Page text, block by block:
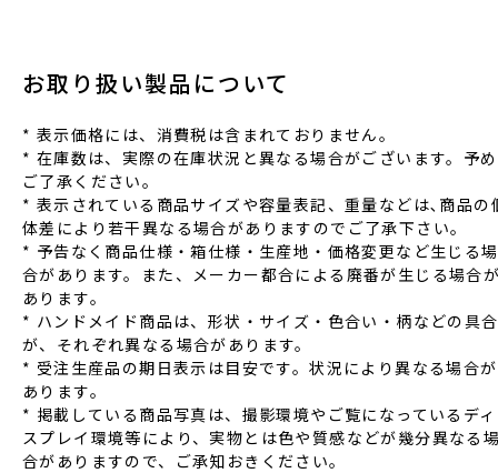
お取り扱い製品について
* 表⽰価格には、消費税は含まれておりません。
* 在庫数は、実際の在庫状況と異なる場合がございます。予め
ご了承ください。
* 表⽰されている商品サイズや容量表記、重量などは､商品の
体差により若⼲異なる場合がありますのでご了承下さい。
* 予告なく商品仕様‧箱仕様‧⽣産地‧価格変更など⽣じる場
合があります。また、メーカー都合による廃番が⽣じる場合
あります。
* ハンドメイド商品は、形状‧サイズ‧⾊合い‧柄などの具合
が、それぞれ異なる場合があります。
* 受注⽣産品の期⽇表⽰は⽬安です。状況により異なる場合が
あります。
* 掲載している商品写真は、撮影環境やご覧になっているディ
スプレイ環境等により、実物とは⾊や質感などが幾分異なる
合がありますので、ご承知おきください。